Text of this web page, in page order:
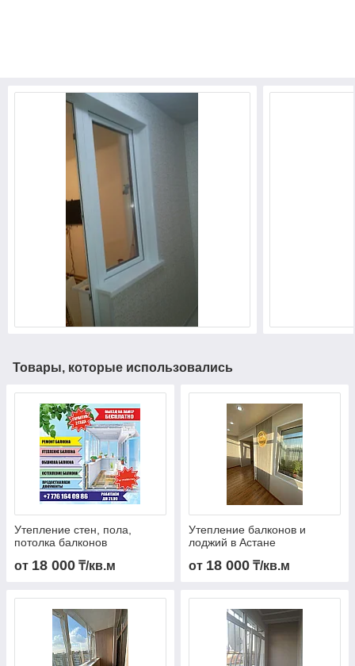
Товары, которые использовались
Утепление стен, пола,
потолка балконов
от 18 000 ₸/кв.м
Утепление балконов и
лоджий в Астане
от 18 000 ₸/кв.м